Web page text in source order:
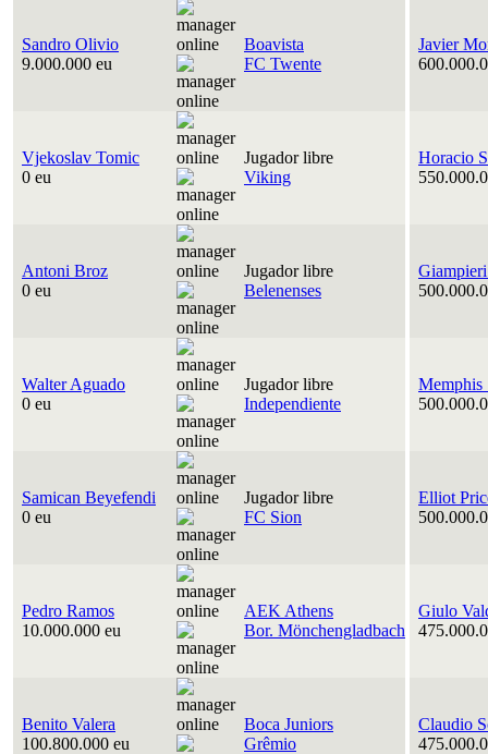
Sandro Olivio
9.000.000 eu
Boavista
FC Twente
Javier
Vjekoslav Tomic
0 eu
Jugador libre
Viking
Horacio
Antoni Broz
0 eu
Jugador libre
Belenenses
Walter Aguado
0 eu
Jugador libre
Independiente
Memphis
Samican Beyefendi
0 eu
Jugador libre
FC Sion
Elliot
Pedro Ramos
10.000.000 eu
AEK Athens
Bor. Mönchengladbach
Giulo
Benito Valera
100.800.000 eu
Boca Juniors
Grêmio
Claudio